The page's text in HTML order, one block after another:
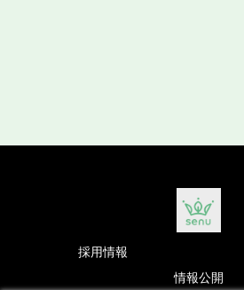
採用情報
情報公開